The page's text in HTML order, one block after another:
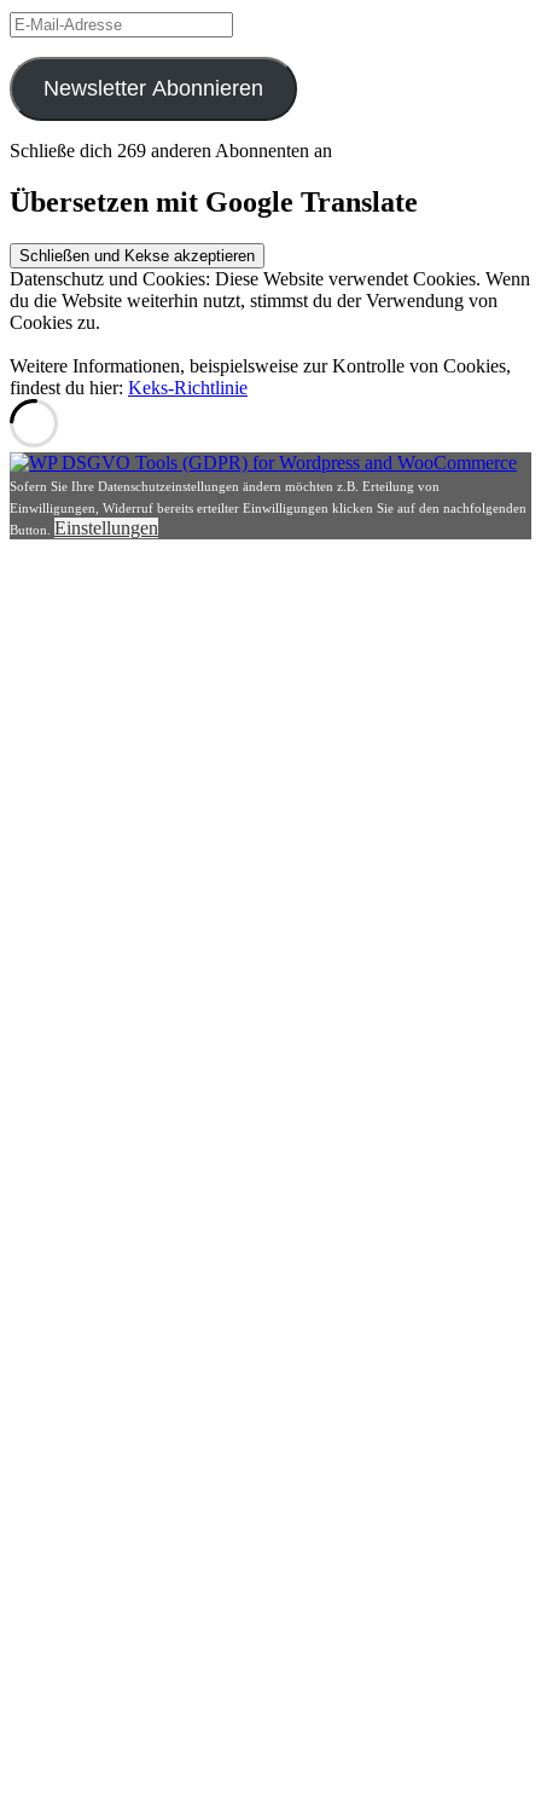
E-
Mail-
Adresse
Newsletter Abonnieren
Schließe dich 269 anderen Abonnenten an
Übersetzen mit Google Translate
Datenschutz und Cookies: Diese Website verwendet Cookies. Wenn
du die Website weiterhin nutzt, stimmst du der Verwendung von
Cookies zu.
Weitere Informationen, beispielsweise zur Kontrolle von Cookies,
findest du hier: Keks-Richtlinie
Sofern Sie Ihre Datenschutzeinstellungen ändern möchten z.B. Erteilung von
Einwilligungen, Widerruf bereits erteilter Einwilligungen klicken Sie auf den nachfolgenden
Button. Einstellungen